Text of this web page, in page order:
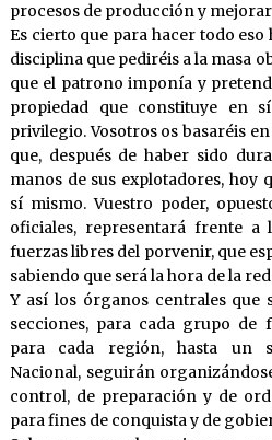
procesos de producción y
Es cierto que para hacer todo
disciplina que pediréis a la masa
que el patrono imponía y
propiedad que constituye en
privilegio. Vosotros os basaréis
que, después de haber sido
manos de sus explotadores, hoy
sí mismo. Vuestro poder,
oficiales, representará frente a
fuerzas libres del porvenir, que
sabiendo que será la hora de la
Y así los órganos centrales que
secciones, para cada grupo de
para cada región, hasta un
Nacional, seguirán
control, de preparación y de
para fines de conquista y de